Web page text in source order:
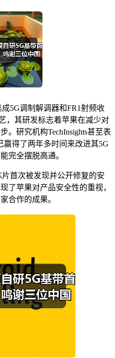
5G调制解调器和FR1射频收
，其研发标志着苹果在减少对
。研究机构TechInsights甚至表
赢得了两年多时间来改进其5G
完全摆脱高通。
首次被发现并公开修复的安
了苹果对产品安全性的重视，
合作的成果。